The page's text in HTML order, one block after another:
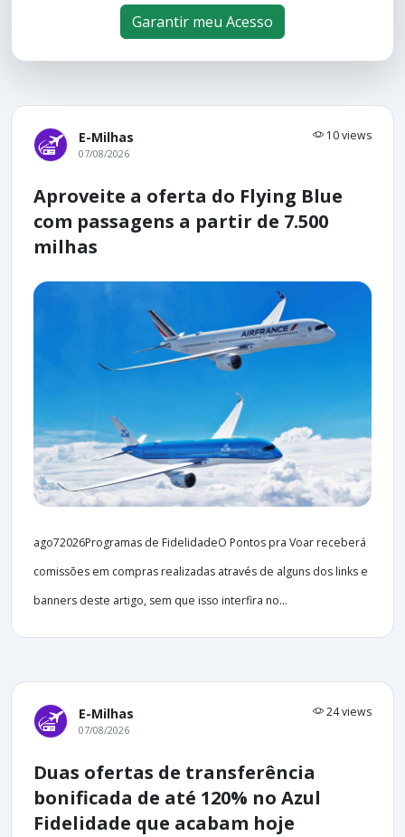
Garantir meu Acesso
E-Milhas 10 views
07/08/2026
Aproveite a oferta do Flying Blue
com passagens a partir de 7.500
milhas
ago72026Programas de FidelidadeO Pontos pra Voar receberá
comissões em compras realizadas através de alguns dos links e
banners deste artigo, sem que isso interfira no...
E-Milhas 24 views
07/08/2026
Duas ofertas de transferência
bonificada de até 120% no Azul
Fidelidade que acabam hoje